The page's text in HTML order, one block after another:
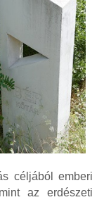
céljából emberi
az erdészeti